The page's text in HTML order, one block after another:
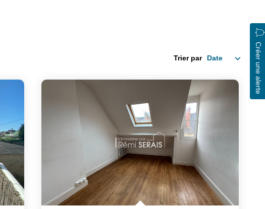
Créer une alerte
Trier par